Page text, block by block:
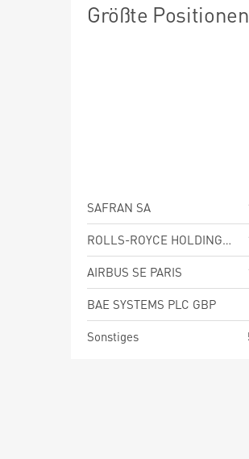
Größte Positionen
SAFRAN SA
ROLLS-ROYCE HOLDINGS PLC
AIRBUS SE PARIS
BAE SYSTEMS PLC GBP
Sonstiges